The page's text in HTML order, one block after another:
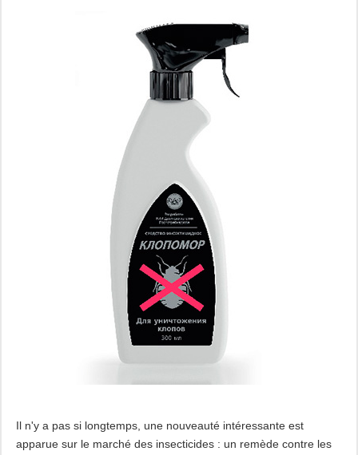
Il n'y a pas si longtemps, une nouveauté intéressante est
apparue sur le marché des insecticides : un remède contre les